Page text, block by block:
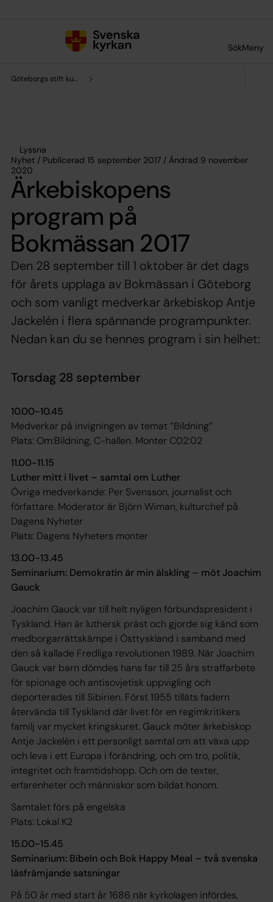
SökMeny
Göteborgs stift kultursamverkan
Lyssna
Nyhet / Publicerad 15 september 2017 / Ändrad 9 november
2020
Ärkebiskopens
program på
Bokmässan 2017
Den 28 september till 1 oktober är det dags
för årets upplaga av Bokmässan i Göteborg
och som vanligt medverkar ärkebiskop Antje
Jackelén i flera spännande programpunkter.
Nedan kan du se hennes program i sin helhet:
Torsdag 28 september
10.00-10.45
Medverkar på invigningen av temat ”Bildning”
Plats: Om:Bildning, C-hallen. Monter C02:02
11.00-11.15
Luther mitt i livet – samtal om Luther
Övriga medverkande: Per Svensson, journalist och
författare. Moderator är Björn Wiman, kulturchef på
Dagens Nyheter
Plats: Dagens Nyheters monter
13.00-13.45
Seminarium: Demokratin är min älskling – möt Joachim
Gauck
Joachim Gauck var till helt nyligen förbundspresident i
Tyskland. Han är luthersk präst och gjorde sig känd som
medborgarrättskämpe i Östtyskland i samband med
den så kallade Fredliga revolutionen 1989. När Joachim
Gauck var barn dömdes hans far till 25 års straffarbete
för spionage och antisovjetisk uppvigling och
deporterades till Sibirien. Först 1955 tilläts fadern
återvända till Tyskland där livet för en regimkritikers
familj var mycket kringskuret. Gauck möter ärkebiskop
Antje Jackelén i ett personligt samtal om att växa upp
och leva i ett Europa i förändring, och om tro, politik,
integritet och framtidshopp. Och om de texter,
erfarenheter och människor som bildat honom.
Samtalet förs på engelska
Plats: Lokal K2
15.00-15.45
Seminarium: Bibeln och Bok Happy Meal – två svenska
läsfrämjande satsningar
På 50 år med start år 1686 när kyrkolagen infördes,